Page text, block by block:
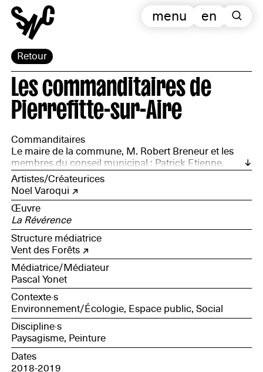
Retour
en
menu
Les commanditaires de
Pierrefitte-sur-Aire
Commanditaires
Le maire de la commune, M. Robert Breneur et les
membres du conseil municipal : Patrick Etienne,
Olivier Bacourt, Nelly Floczek, Bertrand Jacquemet,
Nicolas Jannot, Jean-Luc Lamant, Ludovic Lepine,
Delphine Nicolas, Laurent Palin, Vincent Simon
Artistes/Créateurices
Noel Varoqui
Œuvre
La Révérence
Structure médiatrice
Vent des Forêts
Médiatrice/Médiateur
Pascal Yonet
Contexte·s
Environnement/Écologie, Espace public, Social
Discipline·s
Paysagisme, Peinture
Dates
2018-2019